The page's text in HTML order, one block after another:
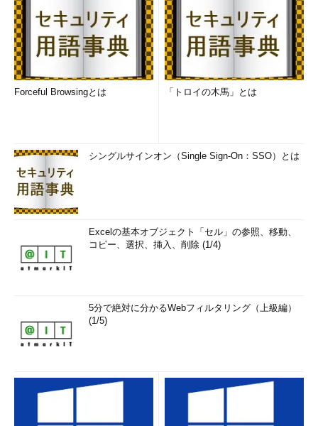
Forceful Browsingとは 「トロイの木馬」とは
シングルサインオン（Single Sign-On：SSO）とは
Excelの基本オブジェクト「セル」の参照、移動、
コピー、選択、挿入、削除 (1/4)
5分で絶対に分かるWebフィルタリング（上級編）
(1/5)